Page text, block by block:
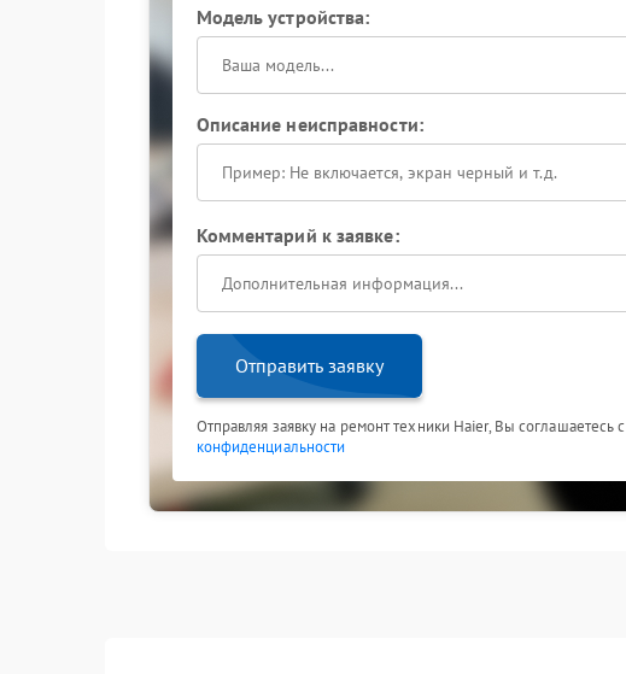
Модель устройства:
Описание неисправности:
Комментарий к заявке:
Отправить заявку
Отправляя заявку на ремонт техники Haier, Вы соглашаетесь с
конфиденциальности